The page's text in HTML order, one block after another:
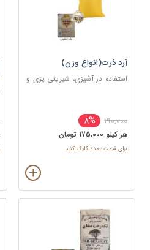
آرد ذرت(انواع وزن)
استفاده در آشپزی، شیرینی پزی و
190,000
8%
هر کيلو 175,000 تومان
برای قیمت عمده کلیک کنید